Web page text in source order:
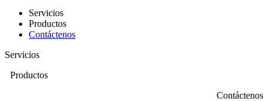
Servicios
Productos
Contáctenos
Servicios
Productos
Contáctenos